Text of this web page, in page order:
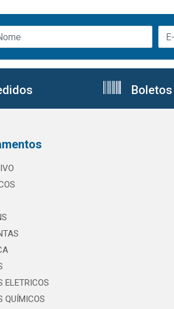
Boletos
ELETRICOS
QUÍMICOS